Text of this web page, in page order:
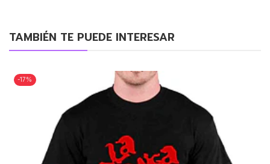
TAMBIÉN TE PUEDE INTERESAR
-17%